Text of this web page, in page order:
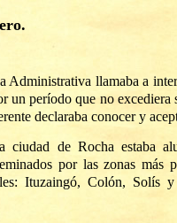
Administrativa llamaba a
período que no excediera
declaraba conocer y
ciudad de Rocha estaba
por las zonas más
Ituzaingó, Colón, Solís